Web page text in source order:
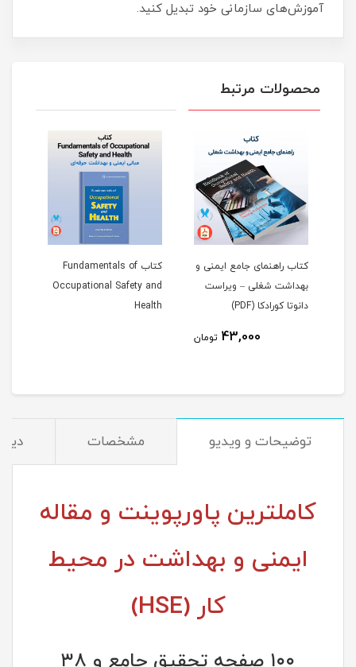
آموزش‌های سازمانی خود تبدیل کنید.
محصولات مرتبط
کتاب راهنمای جامع ایمنی و
بهداشت شغلی – ویراست
دانوتا کورادکا (PDF)
43,000 تومان
کتاب Fundamentals of
Occupational Safety and
Health
توضیحات و ویدیو مشخصات
کاملترین پاورپوینت و مقاله
ایمنی و بهداشت در محیط
کار (HSE)